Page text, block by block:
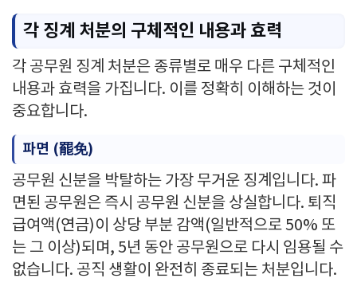
각 징계 처분의 구체적인 내용과 효력
각 공무원 징계 처분은 종류별로 매우 다른 구체적인
내용과 효력을 가집니다. 이를 정확히 이해하는 것이
중요합니다.
파면 (罷免)
공무원 신분을 박탈하는 가장 무거운 징계입니다. 파
면된 공무원은 즉시 공무원 신분을 상실합니다. 퇴직
급여액(연금)이 상당 부분 감액(일반적으로 50% 또
는 그 이상)되며, 5년 동안 공무원으로 다시 임용될 수
없습니다. 공직 생활이 완전히 종료되는 처분입니다.